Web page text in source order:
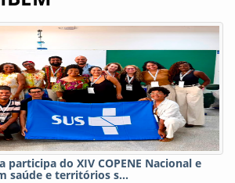
participa do XIV COPENE Nacional e
saúde e territórios s...